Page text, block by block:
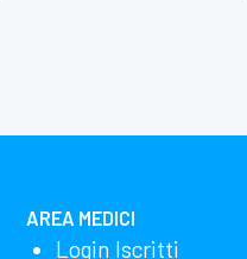
AREA MEDICI
Login Iscritti